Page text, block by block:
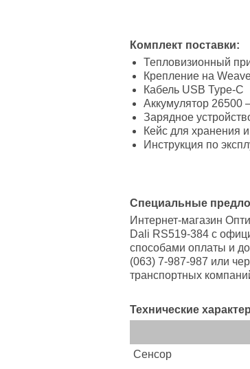
Комплект поставки:
Тепловизионный
Крепление на
Кабель USB Type-C
Аккумулятор 26500
Зарядное
Кейс для хранения
Инструкция по
Специальные
Интернет-магазин
Dali RS519-384 с
способами оплаты и
(063) 7-987-987 или
транспортных
Технические
Сенсор